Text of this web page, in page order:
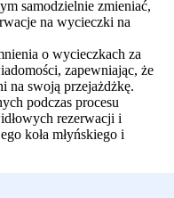
samodzielnie zmieniać,
na wycieczki na
o wycieczkach za
zapewniając, że
na swoją przejażdżkę.
podczas procesu
rezerwacji i
koła młyńskiego i